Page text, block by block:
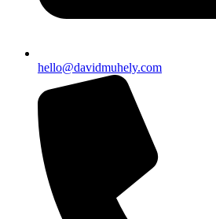
hello@davidmuhely.com